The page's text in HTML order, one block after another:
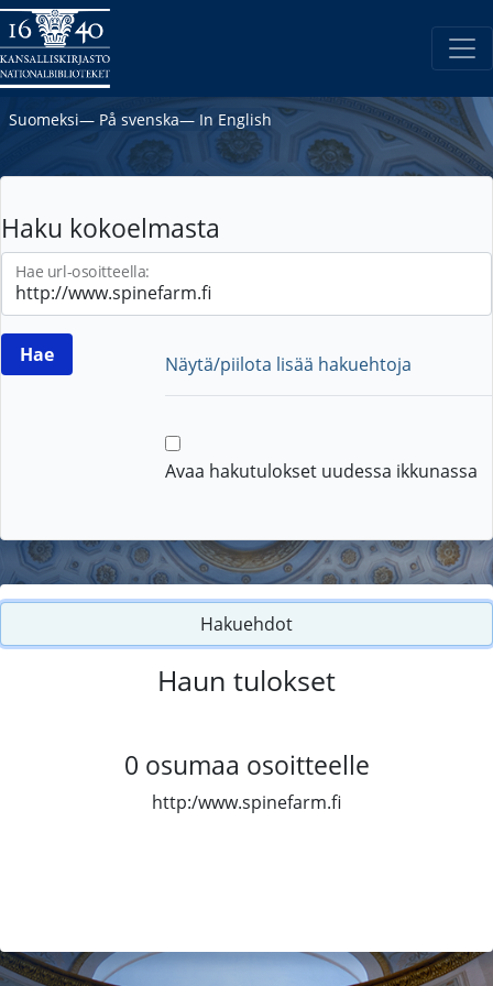
Suomeksi― På svenska― In English
Haku kokoelmasta
Hae url-osoitteella:
Näytä/piilota lisää hakuehtoja
Avaa hakutulokset uudessa ikkunassa
Hakuehdot
Haun tulokset
0 osumaa osoitteelle
http:/www.spinefarm.fi